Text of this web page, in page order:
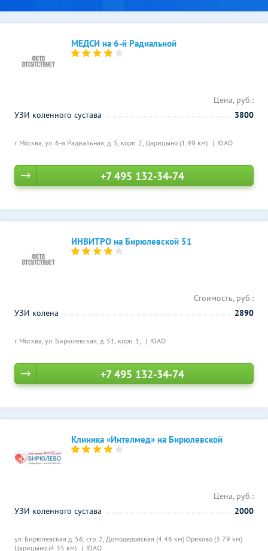
МЕДСИ на 6-й Радиальной
г. Москва, ул. 6-я Радиальная, д. 5, корп. 2, Царицыно (1.99 км) ЮАО
Цена, руб.:
УЗИ коленного сустава
3800
+7 495 132-34-74
ИНВИТРО на Бирюлевской 51
г. Москва, ул. Бирюлевская, д. 51, корп. 1, ЮАО
Стоимость, руб.:
УЗИ колена
2890
+7 495 132-34-74
Клиника «Интелмед» на Бирюлевской
ул. Бирюлевская д. 56, стр. 2, Домодедовская (4.46 км) Орехово (3.79 км)
Царицыно (4.35 км)
ЮАО
Цена, руб.:
УЗИ коленного сустава
2000